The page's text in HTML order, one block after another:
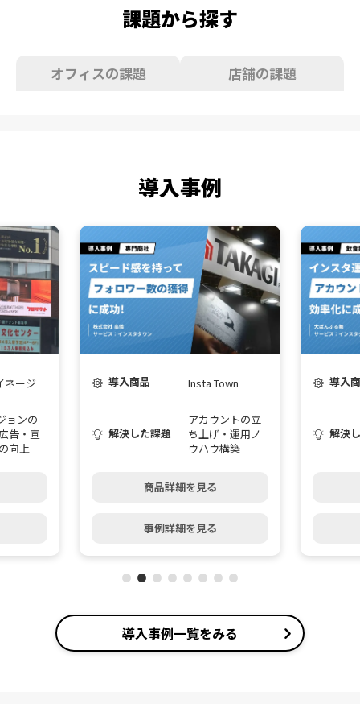
課題から探す
オフィスの課題 店舗の課題
導入事例
ネージ
ョンの
告・宣
向上
導入商品 Insta Town
解決した課題
アカウントの立
ち上げ・運用ノ
ウハウ構築
商品詳細を見る
事例詳細を見る
導入
解決
導入事例一覧をみる